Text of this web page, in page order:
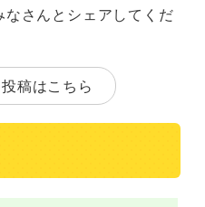
さんとシェアしてくだ
稿はこちら